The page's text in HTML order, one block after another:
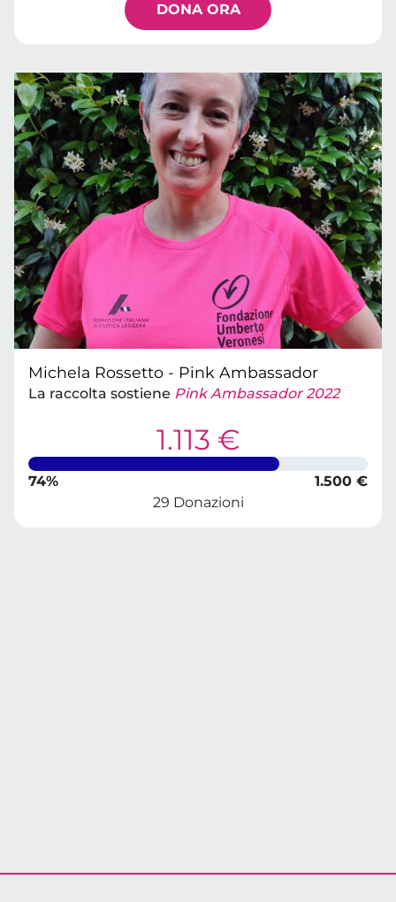
DONA ORA
Michela Rossetto - Pink Ambassador
La raccolta sostiene Pink Ambassador 2022
1.113 €
74%
1.500 €
29 Donazioni